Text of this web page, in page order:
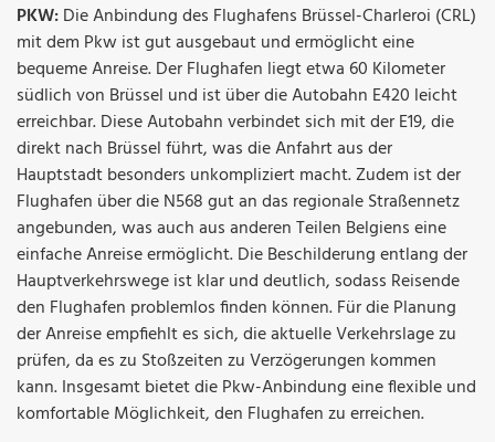
PKW:Die Anbindung des Flughafens Brüssel-Charleroi (CRL)
mit dem Pkw ist gut ausgebaut und ermöglicht eine
bequeme Anreise. Der Flughafen liegt etwa 60 Kilometer
südlich von Brüssel und ist über die Autobahn E420 leicht
erreichbar. Diese Autobahn verbindet sich mit der E19, die
direkt nach Brüssel führt, was die Anfahrt aus der
Hauptstadt besonders unkompliziert macht. Zudem ist der
Flughafen über die N568 gut an das regionale Straßennetz
angebunden, was auch aus anderen Teilen Belgiens eine
einfache Anreise ermöglicht. Die Beschilderung entlang der
Hauptverkehrswege ist klar und deutlich, sodass Reisende
den Flughafen problemlos finden können. Für die Planung
der Anreise empfiehlt es sich, die aktuelle Verkehrslage zu
prüfen, da es zu Stoßzeiten zu Verzögerungen kommen
kann. Insgesamt bietet die Pkw-Anbindung eine flexible und
komfortable Möglichkeit, den Flughafen zu erreichen.